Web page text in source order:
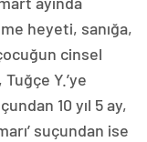
heyeti, sanığa,
cinsel
Y.’ye
10 yıl 5 ay,
suçundan ise